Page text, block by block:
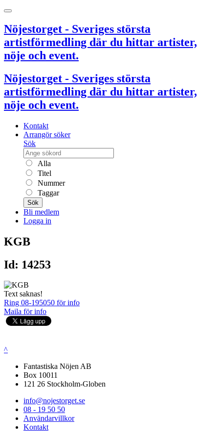
Nöjestorget - Sveriges största
artistförmedling där du hittar artister,
nöje och event.
Nöjestorget - Sveriges största
artistförmedling där du hittar artister,
nöje och event.
Kontakt
Arrangör söker
Sök
Alla
Titel
Nummer
Taggar
Sök
Bli medlem
Logga in
KGB
Id: 14253
Text saknas!
Ring 08-195050 för info
Maila för info
^
Fantastiska Nöjen AB
Box 10011
121 26 Stockholm-Globen
info@nojestorget.se
08 - 19 50 50
Användarvillkor
Kontakt